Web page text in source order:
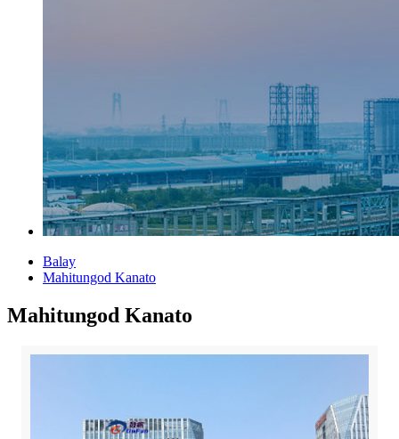
Balay
Mahitungod Kanato
Mahitungod Kanato